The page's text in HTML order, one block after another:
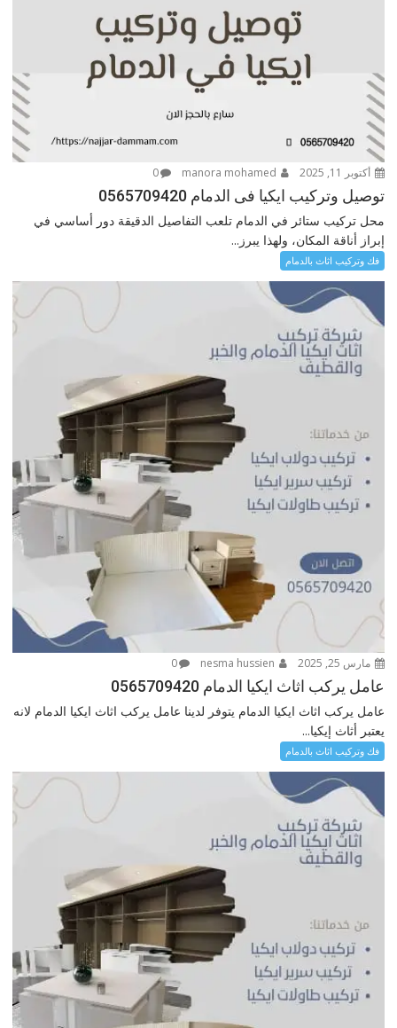
أكتوبر 11, 2025 0
توصيل وتركيب ايكيا فى الدمام 0565709420
محل تركيب ستائر في الدمام تلعب التفاصيل الدقيقة دور أساسي في
إبراز أناقة المكان، ولهذا يبرز...
فك وتركيب اثاث بالدمام
مارس 25, 2025 0
عامل يركب اثاث ايكيا الدمام 0565709420
عامل يركب اثاث ايكيا الدمام يتوفر لدينا عامل يركب اثاث ايكيا الدمام لانه
يعتبر أثاث إيكيا...
فك وتركيب اثاث بالدمام